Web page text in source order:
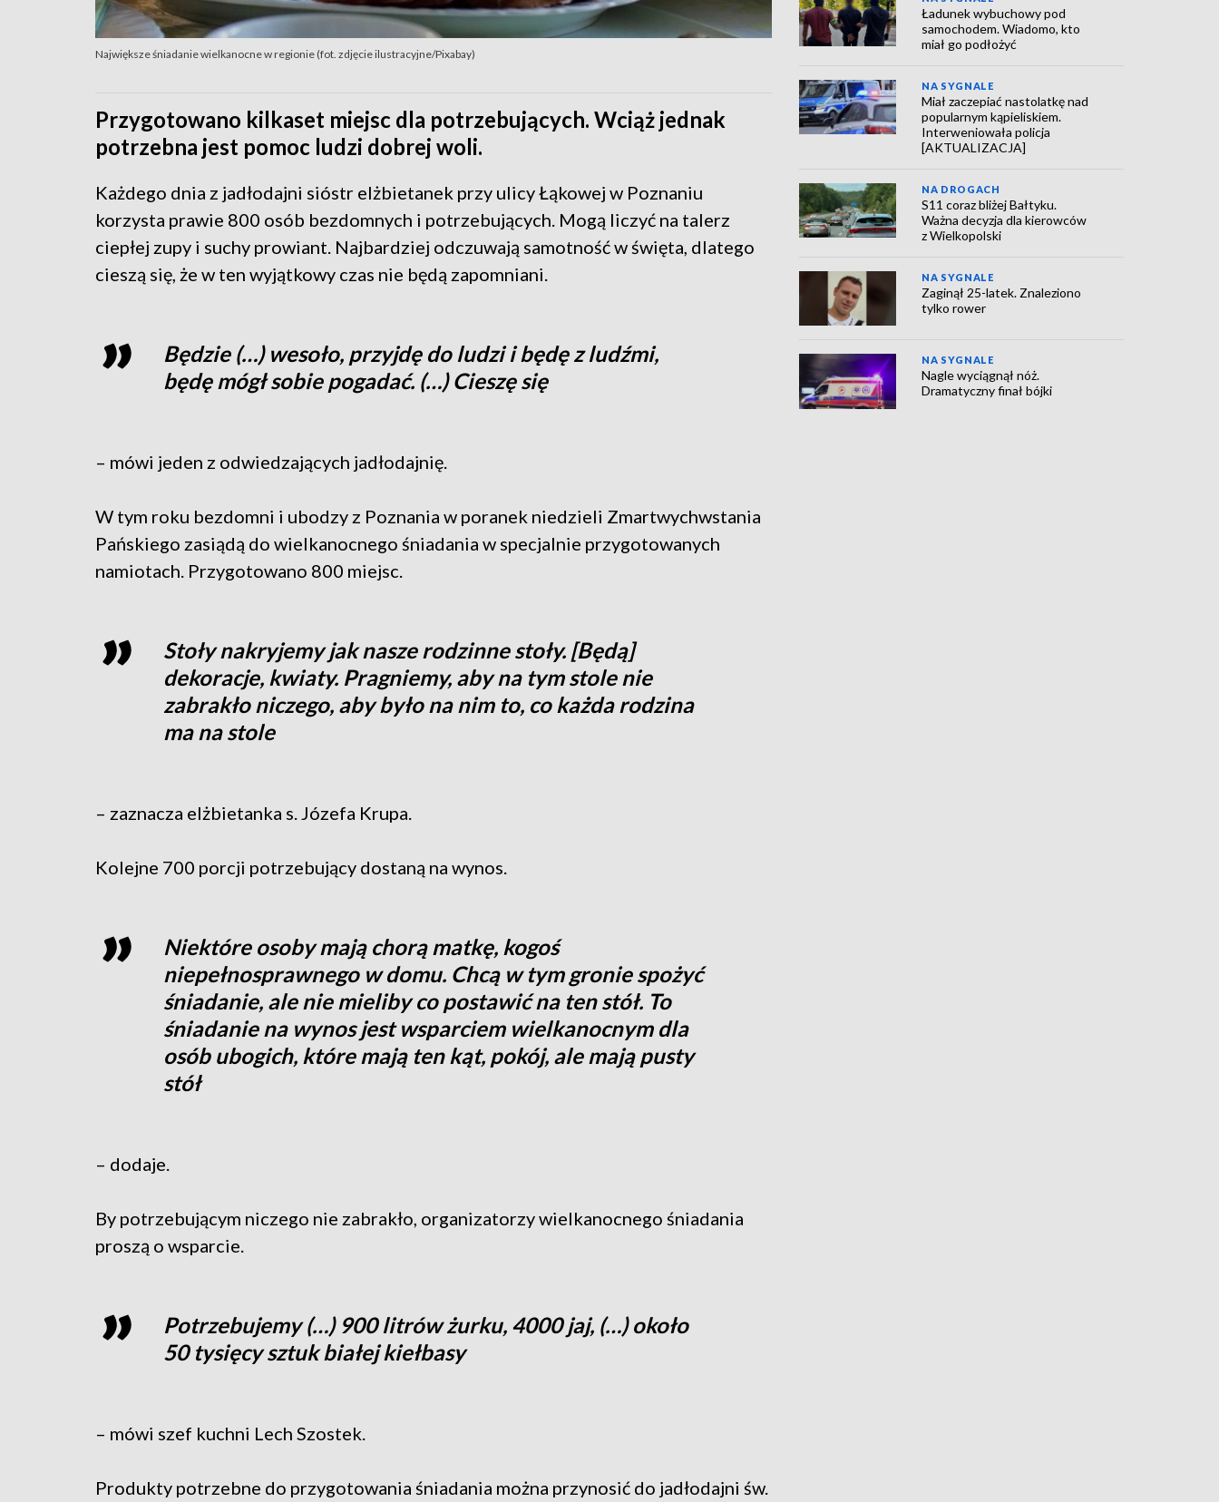
Największe śniadanie wielkanocne w regionie (fot. zdjęcie ilustracyjne/Pixabay)
Przygotowano kilkaset miejsc dla potrzebujących. Wciąż jednak
potrzebna jest pomoc ludzi dobrej woli.
Każdego dnia z jadłodajni sióstr elżbietanek przy ulicy Łąkowej w Poznaniu
korzysta prawie 800 osób bezdomnych i potrzebujących. Mogą liczyć na talerz
ciepłej zupy i suchy prowiant. Najbardziej odczuwają samotność w święta, dlatego
cieszą się, że w ten wyjątkowy czas nie będą zapomniani.
Będzie (…) wesoło, przyjdę do ludzi i będę z ludźmi,
będę mógł sobie pogadać. (…) Cieszę się
– mówi jeden z odwiedzających jadłodajnię.
W tym roku bezdomni i ubodzy z Poznania w poranek niedzieli Zmartwychwstania
Pańskiego zasiądą do wielkanocnego śniadania w specjalnie przygotowanych
namiotach. Przygotowano 800 miejsc.
Stoły nakryjemy jak nasze rodzinne stoły. [Będą]
dekoracje, kwiaty. Pragniemy, aby na tym stole nie
zabrakło niczego, aby było na nim to, co każda rodzina
ma na stole
– zaznacza elżbietanka s. Józefa Krupa.
Kolejne 700 porcji potrzebujący dostaną na wynos.
Niektóre osoby mają chorą matkę, kogoś
niepełnosprawnego w domu. Chcą w tym gronie spożyć
śniadanie, ale nie mieliby co postawić na ten stół. To
śniadanie na wynos jest wsparciem wielkanocnym dla
osób ubogich, które mają ten kąt, pokój, ale mają pusty
stół
– dodaje.
By potrzebującym niczego nie zabrakło, organizatorzy wielkanocnego śniadania
proszą o wsparcie.
Potrzebujemy (…) 900 litrów żurku, 4000 jaj, (…) około
50 tysięcy sztuk białej kiełbasy
– mówi szef kuchni Lech Szostek.
Produkty potrzebne do przygotowania śniadania można przynosić do jadłodajni św.
Ładunek wybuchowy pod
samochodem. Wiadomo, kto
miał go podłożyć
NA SYGNALE
Miał zaczepiać nastolatkę nad
popularnym kąpieliskiem.
Interweniowała policja
[AKTUALIZACJA]
NA DROGACH
S11 coraz bliżej Bałtyku.
Ważna decyzja dla kierowców
z Wielkopolski
NA SYGNALE
Zaginął 25-latek. Znaleziono
tylko rower
NA SYGNALE
Nagle wyciągnął nóż.
Dramatyczny finał bójki